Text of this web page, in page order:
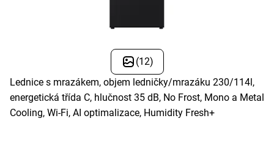
(12)
Lednice s mrazákem, objem ledničky/mrazáku 230/114l,
energetická třída C, hlučnost 35 dB, No Frost, Mono a Metal
Cooling, Wi-Fi, AI optimalizace, Humidity Fresh+